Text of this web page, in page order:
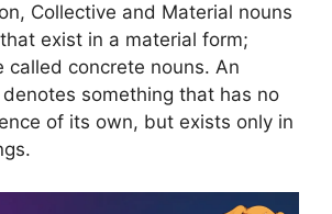
Collective and Material nouns
exist in a material form;
called concrete nouns. An
something that has no
of its own, but exists only in